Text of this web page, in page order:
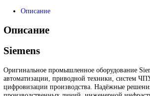
Запрос
Промышленное оборудование Siemens
Надёжные решения для станков,
предприятий различных отраслей.